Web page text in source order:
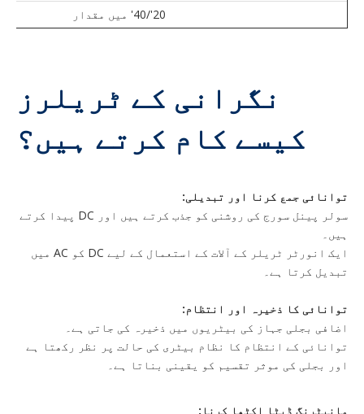
20'/40' میں مقدار
نگرانی کے ٹریلرز
کیسے کام کرتے ہیں؟
توانائی جمع کرنا اور تبدیلی:
سولر پینل سورج کی روشنی کو جذب کرتے ہیں اور DC پیدا کرتے
ہیں۔
ایک انورٹر ٹریلر کے آلات کے استعمال کے لیے DC کو AC میں
تبدیل کرتا ہے۔
توانائی کا ذخیرہ اور انتظام:
اضافی بجلی جہاز کی بیٹریوں میں ذخیرہ کی جاتی ہے۔
توانائی کے انتظام کا نظام بیٹری کی حالت پر نظر رکھتا ہے
اور بجلی کی موثر تقسیم کو یقینی بناتا ہے۔
مانیٹرنگ ڈیٹا اکٹھا کرنا: